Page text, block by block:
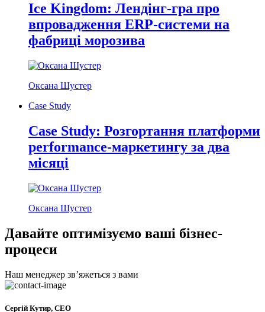
Ice Kingdom: Лендінг-гра про
впровадження ERP-системи на
фабриці морозива
Оксана Шустер
Case Study
Case Study: Розгортання платформи
performance-маркетингу за два
місяці
Оксана Шустер
Давайте оптимізуємо ваші бізнес-
процеси
Наш менеджер звʼяжеться з вами
Сергій Кутир, CEO